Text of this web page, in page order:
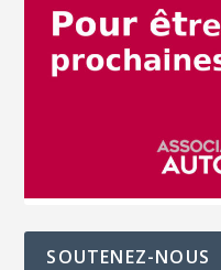
SOUTENEZ-NOUS